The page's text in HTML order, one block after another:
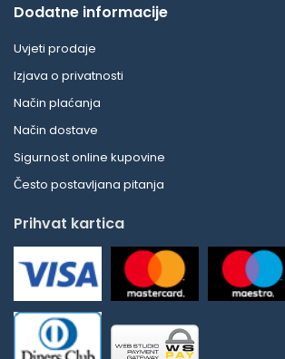
Dodatne informacije
Uvjeti prodaje
Izjava o privatnosti
Način plaćanja
Način dostave
Sigurnost online kupovine
Često postavljana pitanja
Prihvat kartica